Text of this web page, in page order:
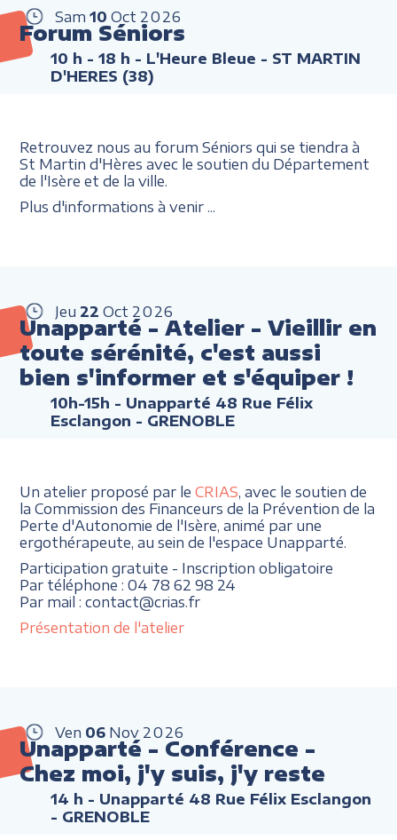
Sam 10 Oct 2026
Forum Séniors
10 h - 18 h - L'Heure Bleue - ST MARTIN
D'HERES (38)
Retrouvez nous au forum Séniors qui se tiendra à
St Martin d'Hères avec le soutien du Département
de l'Isère et de la ville.
Plus d'informations à venir ...
Jeu 22 Oct 2026
Unapparté - Atelier - Vieillir en
toute sérénité, c'est aussi
bien s'informer et s'équiper !
10h-15h - Unapparté 48 Rue Félix
Esclangon - GRENOBLE
Un atelier proposé par leCRIAS , avec le soutien de
la Commission des Financeurs de la Prévention de la
Perte d'Autonomie de l'Isère, animé par une
ergothérapeute, au sein de l'espace Unapparté.
Participation gratuite - Inscription obligatoire
Par téléphone : 04 78 62 98 24
Par mail : contact@crias.fr
Présentation de l'atelier
Ven 06 Nov 2026
Unapparté - Conférence -
Chez moi, j'y suis, j'y reste
14 h - Unapparté 48 Rue Félix Esclangon
- GRENOBLE